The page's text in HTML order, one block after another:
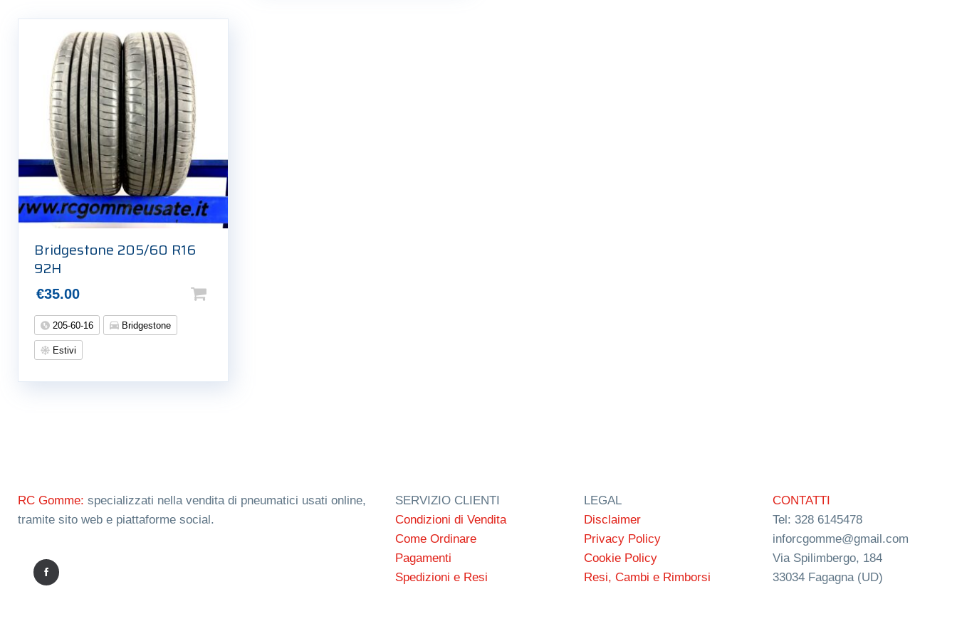
Bridgestone 205/60 R16
92H
€35.00
205-60-16 Bridgestone
Estivi
RC Gomme: specializzati nella vendita di pneumatici usati online,
tramite sito web e piattaforme social.
SERVIZIO CLIENTI
Condizioni di Vendita
Come Ordinare
Pagamenti
Spedizioni e Resi
LEGAL
Disclaimer
Privacy Policy
Cookie Policy
Resi, Cambi e Rimborsi
CONTATTI
Tel: 328 6145478
inforcgomme@gmail.com
Via Spilimbergo, 184
33034 Fagagna (UD)